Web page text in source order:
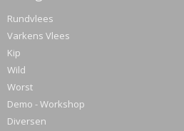
Rundvlees
Varkens Vlees
Kip
Wild
Worst
Demo - Workshop
Diversen